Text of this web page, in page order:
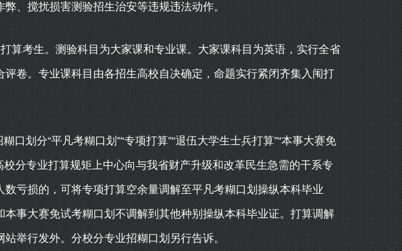
、搅扰损害测验招生治安等违规违法动作。
考生。测验科目为大家课和专业课。大家课科目为英语，实行全省
评卷。专业课科目由各招生高校自决确定，命题实行紧闭齐集入闱打
划分“平凡考糊口划”“专项打算”“退伍大学生士兵打算”“本事大赛免
校分专业打算规矩上中心向与我省财产升级和改革民生急需的干系专
数亏损的，可将专项打算空余量调解至平凡考糊口划操纵本科毕业
本事大赛免试考糊口划不调解到其他种别操纵本科毕业证。打算调解
举行发外。分校分专业招糊口划另行告诉。